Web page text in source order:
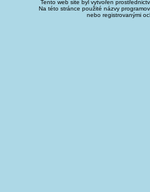
Tento web site byl vytvořen
Na této stránce použité názvy
nebo registrovanými